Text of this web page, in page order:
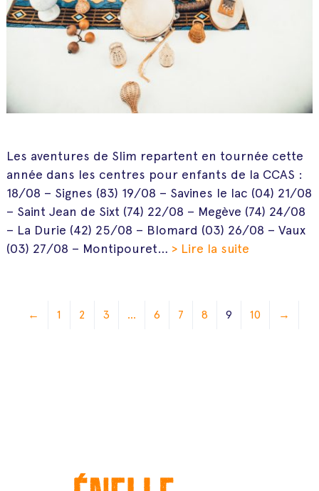
Les aventures de Slim repartent en tournée cette
année dans les centres pour enfants de la CCAS :
18/08 – Signes (83) 19/08 – Savines le lac (04) 21/08
– Saint Jean de Sixt (74) 22/08 – Megève (74) 24/08
– La Durie (42) 25/08 – Blomard (03) 26/08 – Vaux
(03) 27/08 – Montipouret… > Lire la suite
← 1 2 3 … 6 7 8 9 10 →